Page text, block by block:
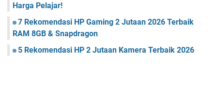
Harga Pelajar!
7 Rekomendasi HP Gaming 2 Jutaan 2026 Terbaik
RAM 8GB & Snapdragon
5 Rekomendasi HP 2 Jutaan Kamera Terbaik 2026